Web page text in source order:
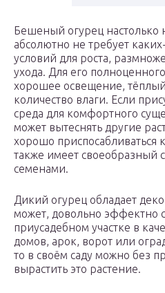
Бешеный огурец настолько
абсолютно не требует
условий для роста,
ухода. Для его
хорошее освещение,
количество влаги. Если
среда для комфортного
может вытеснять другие
хорошо приспосабливаться
также имеет своеобразный
семенами.
Дикий огурец обладает
может, довольно эффектно
приусадебном участке в
домов, арок, ворот или
то в своём саду можно без
вырастить это растение.